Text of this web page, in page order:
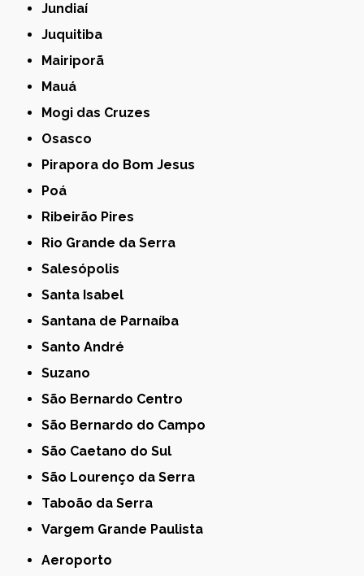
Jundiaí
Juquitiba
Mairiporã
Mauá
Mogi das Cruzes
Osasco
Pirapora do Bom Jesus
Poá
Ribeirão Pires
Rio Grande da Serra
Salesópolis
Santa Isabel
Santana de Parnaíba
Santo André
Suzano
São Bernardo Centro
São Bernardo do Campo
São Caetano do Sul
São Lourenço da Serra
Taboão da Serra
Vargem Grande Paulista
Aeroporto